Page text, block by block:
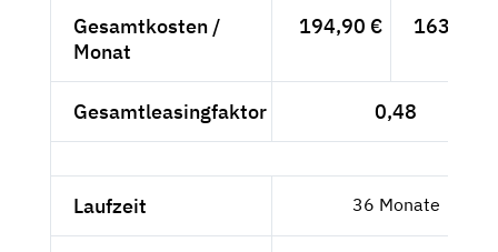
Gesamtkosten /
Monat
194,90 € 163,78 €
Gesamtleasingfaktor 0,48
Laufzeit 36 Monate